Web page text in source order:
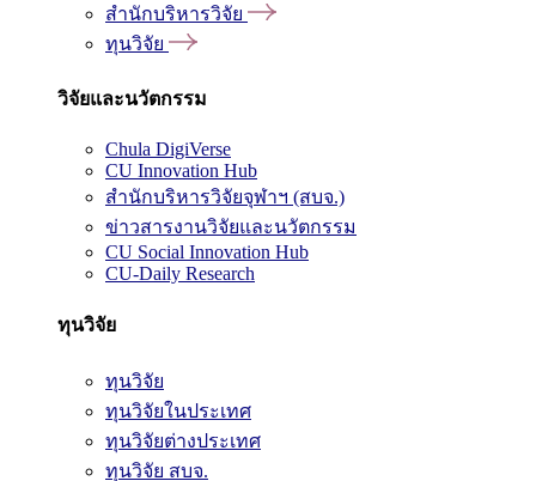
สำนักบริหารวิจัย
ทุนวิจัย
วิจัยและนวัตกรรม
Chula DigiVerse
CU Innovation Hub
สำนักบริหารวิจัยจุฬาฯ (สบจ.)
ข่าวสารงานวิจัยและนวัตกรรม
CU Social Innovation Hub
CU-Daily Research
ทุนวิจัย
ทุนวิจัย
ทุนวิจัยในประเทศ
ทุนวิจัยต่างประเทศ
ทุนวิจัย สบจ.